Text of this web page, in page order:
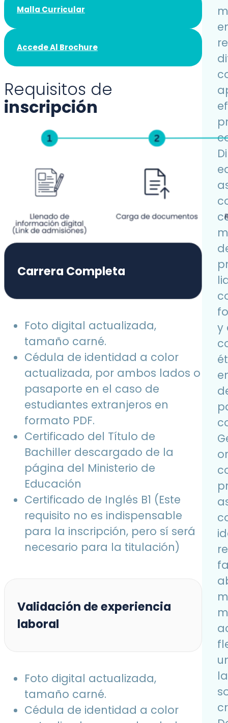
Malla Curricular
Accede Al Brochure
Requisitos de
inscripción
Carrera Completa
Foto digital actualizada,
tamaño carné.
Cédula de identidad a color
actualizada, por ambos lados o
pasaporte en el caso de
estudiantes extranjeros en
formato PDF.
Certificado del Título de
Bachiller descargado de la
página del Ministerio de
Educación
Certificado de Inglés B1 (Este
requisito no es indispensable
para la inscripción, pero sí será
necesario para la titulación)
Validación de experiencia
laboral
Foto digital actualizada,
tamaño carné.
Cédula de identidad a color
y